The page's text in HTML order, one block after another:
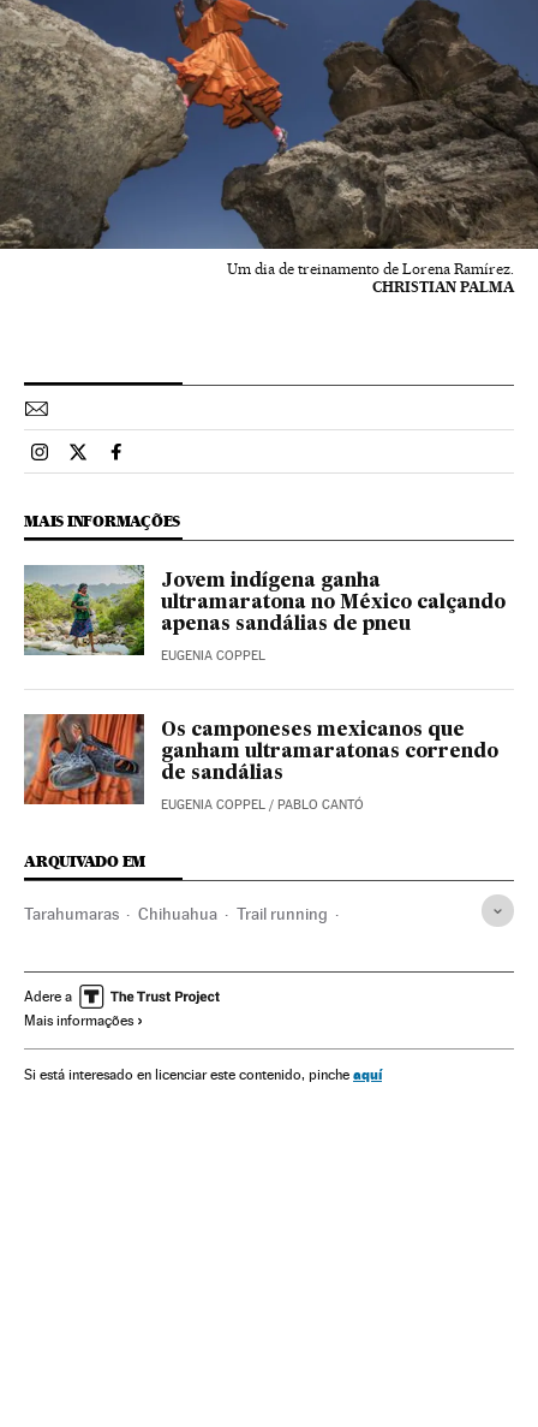
Um dia de treinamento de Lorena Ramírez.
CHRISTIAN PALMA
Esportes El País Brasil en Instagram
Esportes El País Brasil en Twitter
Esportes El País Brasil en Facebook
MAIS INFORMAÇÕES
Jovem indígena ganha
ultramaratona no México calçando
apenas sandálias de pneu
EUGENIA COPPEL
Os camponeses mexicanos que
ganham ultramaratonas correndo
de sandálias
EUGENIA COPPEL / PABLO CANTÓ
ARQUIVADO EM
Tarahumaras Chihuahua Trail running
Atletismo Esporte aventura
América do Norte
América Latina Esportes América Sociedade
Adere a
Mais informações
Si está interesado en licenciar este contenido, pinche aquí